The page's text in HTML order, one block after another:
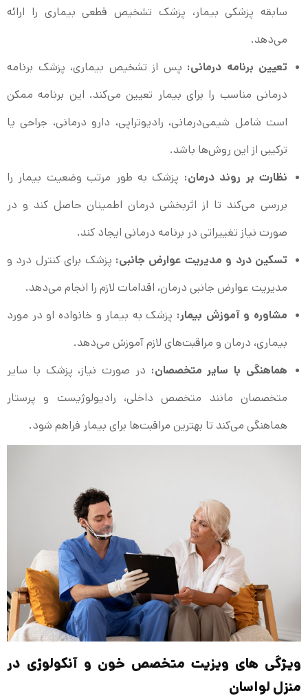
سابقه پزشکی بیمار، پزشک تشخیص قطعی بیماری را ارائه
می‌دهد.
تعیین برنامه درمانی:پس از تشخیص بیماری، پزشک برنامه
درمانی مناسب را برای بیمار تعیین می‌کند. این برنامه ممکن
است شامل شیمی‌درمانی، رادیوتراپی، دارو درمانی، جراحی یا
ترکیبی از این روش‌ها باشد.
نظارت بر روند درمان:پزشک به طور مرتب وضعیت بیمار را
بررسی می‌کند تا از اثربخشی درمان اطمینان حاصل کند و در
صورت نیاز تغییراتی در برنامه درمانی ایجاد کند.
تسکین درد و مدیریت عوارض جانبی:پزشک برای کنترل درد و
مدیریت عوارض جانبی درمان، اقدامات لازم را انجام می‌دهد.
مشاوره و آموزش بیمار:پزشک به بیمار و خانواده او در مورد
بیماری، درمان و مراقبت‌های لازم آموزش می‌دهد.
هماهنگی با سایر متخصصان:در صورت نیاز، پزشک با سایر
متخصصان مانند متخصص داخلی، رادیولوژیست و پرستار
هماهنگی می‌کند تا بهترین مراقبت‌ها برای بیمار فراهم شود.
ویژگی‌ های ویزیت متخصص خون و آنکولوژی در
منزل لواسان